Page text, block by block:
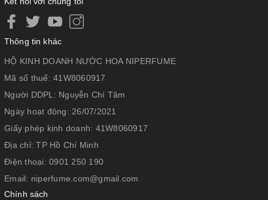
Thông tin khác
HỘ KINH DOANH NƯỚC HOA NIPERFUME
Mã số thuế: 41W8060917
Người DDPL: Nguyễn Chí Tâm
Ngày hoạt động: 26/07/2021
Giấy phép kinh doanh: 41W8060917
Địa chỉ:TP Hồ Chí Minh
Điện thoại: 0901 250 190
Email: niperfume.com@gmail.com
Chính sách